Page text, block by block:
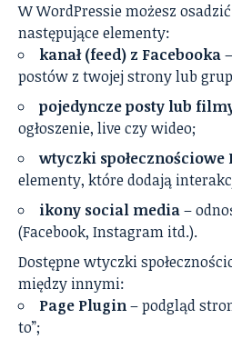
W WordPressie możesz
następujące elementy:
kanał (feed) z Facebooka
postów z twojej strony lub
pojedyncze posty lub
ogłoszenie, live czy wideo;
wtyczki społecznościowe
elementy, które dodają
ikony social media–
(Facebook, Instagram itd.).
Dostępne wtyczki
między innymi:
Page Plugin– podgląd
to”;